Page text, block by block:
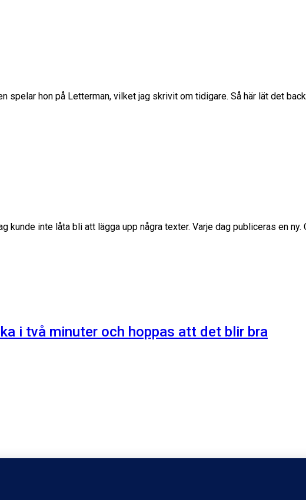
spelar hon på Letterman, vilket jag skrivit om tidigare. Så här lät det
kunde inte låta bli att lägga upp några texter. Varje dag publiceras en ny.
i två minuter och hoppas att det blir bra